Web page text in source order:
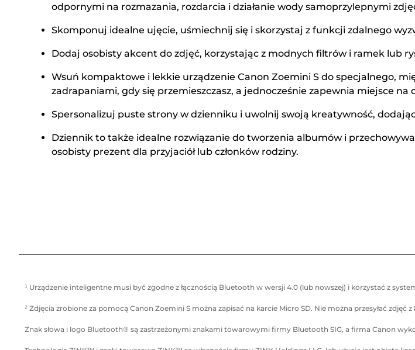
odpornymi na rozmazania, rozdarcia i działanie wody samoprzylepnymi
Skomponuj idealne ujęcie, uśmiechnij się i skorzystaj z funkcji zdalnego
Dodaj osobisty akcent do zdjęć, korzystając z modnych filtrów i ramek lub
Wsuń kompaktowe i lekkie urządzenie Canon Zoemini S do specjalnego,
zadrapaniami, gdy się przemieszczasz, a jednocześnie zapewnia miejsce
Spersonalizuj puste strony w dzienniku i uwolnij swoją kreatywność,
Dziennik to także idealne rozwiązanie do tworzenia albumów i
osobisty prezent dla przyjaciół lub członków rodziny.
¹ Urządzenie inteligentne musi być zgodne z łącznością Bluetooth w wersji 4.0 (lub nowszej) i korzystać z
² Zdjęcia zrobione za pomocą Canon Zoemini S można zapisać na karcie Micro SD. Nie można przesyłać zdjęć
Znak słowa i logo Bluetooth® są zastrzeżonymi znakami towarowymi firmy Bluetooth SIG, a firma Canon